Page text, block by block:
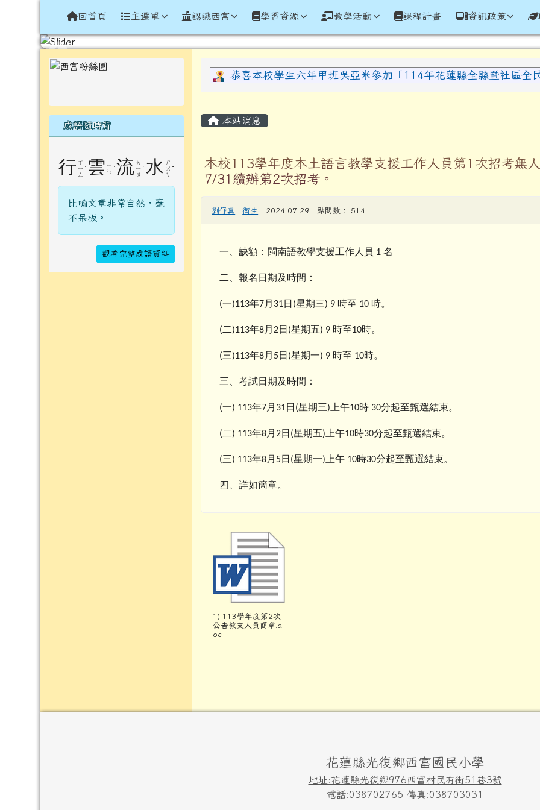
花蓮縣光復鄉西富國民小學全球資訊網
回首頁 主選單 認識西富 學習資源 教學活動 課程計畫 資訊政策
左邊區域內容
成語隨時背
行 ㄒ
ㄧ
ㄥ
ˊ 雲 ㄩ
ㄣ ˊ流 ㄌ
ㄧ
ㄡ
ˊ 水 ㄕ
ㄨ
ㄟ
ˇ
比喻文章非常自然，毫
不呆板。
觀看完整成語資料
上中區域內容
恭喜本校學生六年甲班吳亞米參加「114年花蓮縣全縣暨社區
主內容區域
本站消息
本校113學年度本土語言教學支援工作人員第1次招考無
7/31續辦第2次招考。
劉伃真 -衛生 | 2024-07-29 | 點閱數： 514
一、缺額：閩南語教學支援工作人員 1名
二、報名日期及時間：
(一)113年7月 31日 (星期三) 9 時至 10 時。
(二)113年8月 2日 (星期五) 9 時至10時。
(三)113年8月 5日 (星期一) 9 時至 10時。
三、考試日期及時間：
(一) 113年7月 31日 (星期三) 上午10時 30分起至甄選結束。
(二) 113年8月 2日 (星期五) 上午10時30分起至甄選結束。
(三) 113年8月 5日 (星期一) 上午 10時30分起至甄選結束。
四、詳如簡章。
1) 113學年度第2次
公告教支人員簡章.d
oc
頁尾區域
花蓮縣光復鄉西富國民小學
地址:花蓮縣光復鄉976西富村民有街51巷3號
電話:038702765 傳真:038703031